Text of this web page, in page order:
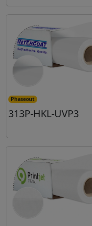
Phaseout
313P-HKL-UVP3